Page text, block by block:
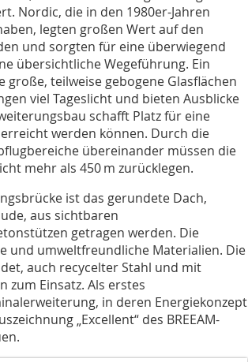
Nordic, die in den 1980er-Jahren
legten großen Wert auf den
und sorgten für eine überwiegend
übersichtliche Wegeführung. Ein
teilweise gebogene Glasflächen
viel Tageslicht und bieten Ausblicke
schafft Platz für eine
werden können. Durch die
übereinander müssen die
mehr als 450 m zurücklegen.
ist das gerundete Dach,
aus sichtbaren
getragen werden. Die
und umweltfreundliche Materialien. Die
auch recycelter Stahl und mit
zum Einsatz. Als erstes
in deren Energiekonzept
„Excellent“ des BREEAM-